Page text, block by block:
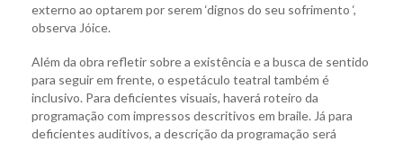
externo ao optarem por serem ‘dignos do seu sofrimento ‘,
observa Jóice.
Além da obra refletir sobre a existência e a busca de sentido
para seguir em frente, o espetáculo teatral também é
inclusivo. Para deficientes visuais, haverá roteiro da
programação com impressos descritivos em braile. Já para
deficientes auditivos, a descrição da programação será